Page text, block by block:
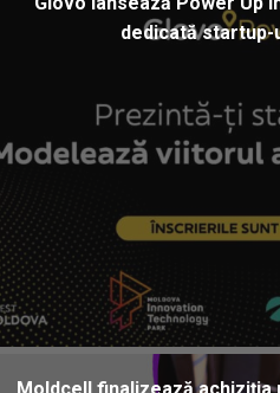
dedicată